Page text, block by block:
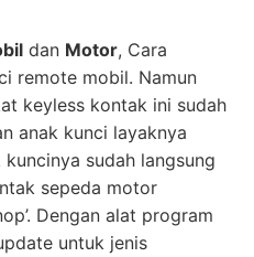
dan Motor, Cara
remote mobil. Namun
keyless kontak ini sudah
anak kunci layaknya
sudah langsung
sepeda motor
Dengan alat program
untuk jenis